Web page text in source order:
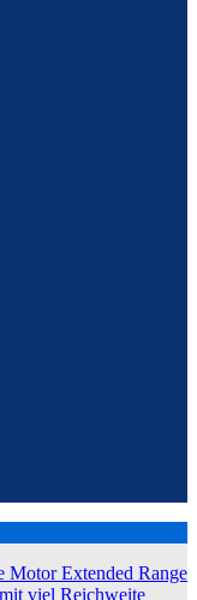
Motor Extended Range
viel Reichweite